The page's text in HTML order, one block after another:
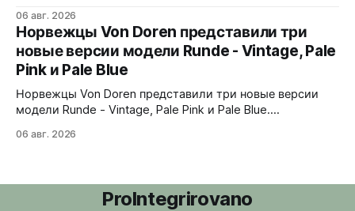
рисунок на циферблате имитирует морские приливы,
бирюзовый цвет и красная секундная стрелка отсылают
к окраске рыбы-попугая - символу кампании фонда
#FishForTomorrow. На задней крышке выгравирован
логотип 30x30. С продажи каждого экземпляра 30
06 авг. 2026
Норвежцы Von Doren представили три
новые версии модели Runde - Vintage, Pale
Pink и Pale Blue
Норвежцы Von Doren представили три новые версии
модели Runde - Vintage, Pale Pink и Pale Blue.
крышка гравирована как монета из Rundeskatten.
лососевыми оттенками и черным сабдайлом,
вдохновлен часами
06 авг. 2026
ProIntegrirovano